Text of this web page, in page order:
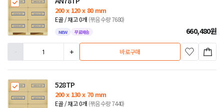
200 x 120 x 80 mm
E골 / 재고 0개 (묶음수량 7680)
NEW 무료배송 660,480원
-
+ 바로구매
528TP
200 x 130 x 70 mm
E골 / 재고 0개 (묶음수량 7440)